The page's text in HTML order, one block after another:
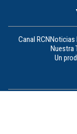
Canal RCNNoticias
Nuestra
Un